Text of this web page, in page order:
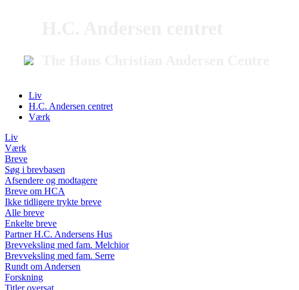
Liv
H.C. Andersen centret
Værk
Liv
Værk
Breve
Søg i brevbasen
Afsendere og modtagere
Breve om HCA
Ikke tidligere trykte breve
Alle breve
Enkelte breve
Partner H.C. Andersens Hus
Brevveksling med fam. Melchior
Brevveksling med fam. Serre
Rundt om Andersen
Forskning
Titler oversat